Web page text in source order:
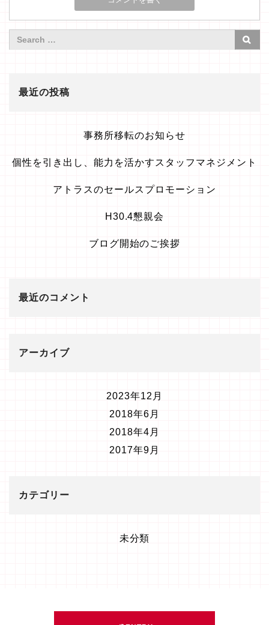
最近の投稿
事務所移転のお知らせ
個性を引き出し、能力を活かすスタッフマネジメント
アトラスのセールスプロモーション
H30.4懇親会
ブログ開始のご挨拶
最近のコメント
アーカイブ
2023年12月
2018年6月
2018年4月
2017年9月
カテゴリー
未分類